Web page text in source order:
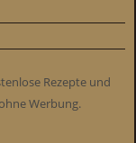
Rezepte und
Werbung.